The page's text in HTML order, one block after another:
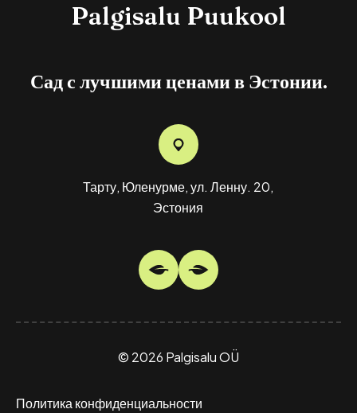
Palgisalu Puukool
Сад с лучшими ценами в Эстонии.
Тарту, Юленурме, ул. Ленну. 20,
Эстония
© 2026 Palgisalu OÜ
Политика конфиденциальности